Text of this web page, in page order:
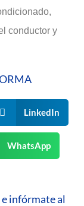
conductor y
LinkedIn
WhatsApp
e infórmate al